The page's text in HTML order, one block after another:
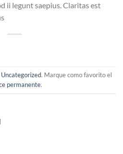
ii legunt saepius. Claritas est
Uncategorized. Marque como favorito el
permanente.